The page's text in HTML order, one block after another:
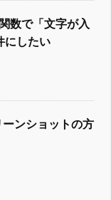
数で「文字が入
にしたい
ンショットの方